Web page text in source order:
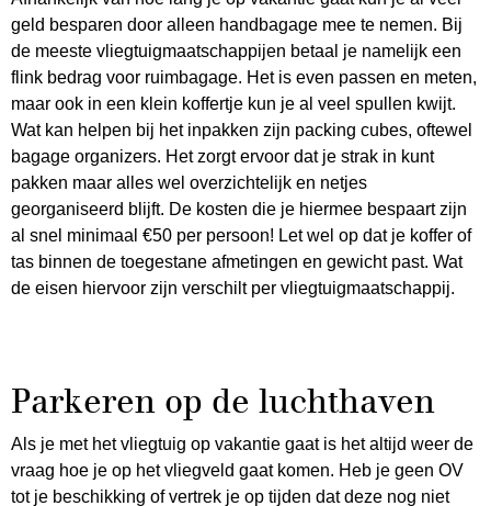
geld besparen door alleen handbagage mee te nemen. Bij
de meeste vliegtuigmaatschappijen betaal je namelijk een
flink bedrag voor ruimbagage. Het is even passen en meten,
maar ook in een klein koffertje kun je al veel spullen kwijt.
Wat kan helpen bij het inpakken zijn packing cubes, oftewel
bagage organizers. Het zorgt ervoor dat je strak in kunt
pakken maar alles wel overzichtelijk en netjes
georganiseerd blijft. De kosten die je hiermee bespaart zijn
al snel minimaal €50 per persoon! Let wel op dat je koffer of
tas binnen de toegestane afmetingen en gewicht past. Wat
de eisen hiervoor zijn verschilt per vliegtuigmaatschappij.
Parkeren op de luchthaven
Als je met het vliegtuig op vakantie gaat is het altijd weer de
vraag hoe je op het vliegveld gaat komen. Heb je geen OV
tot je beschikking of vertrek je op tijden dat deze nog niet